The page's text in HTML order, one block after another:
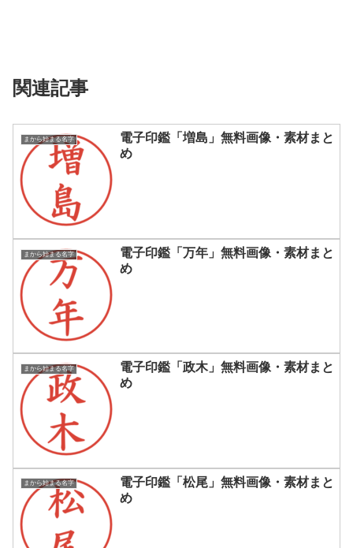
関連記事
まから始まる名字
電子印鑑「増島」無料画像・素材まと
め
まから始まる名字
電子印鑑「万年」無料画像・素材まと
め
まから始まる名字
電子印鑑「政木」無料画像・素材まと
め
まから始まる名字
電子印鑑「松尾」無料画像・素材まと
め